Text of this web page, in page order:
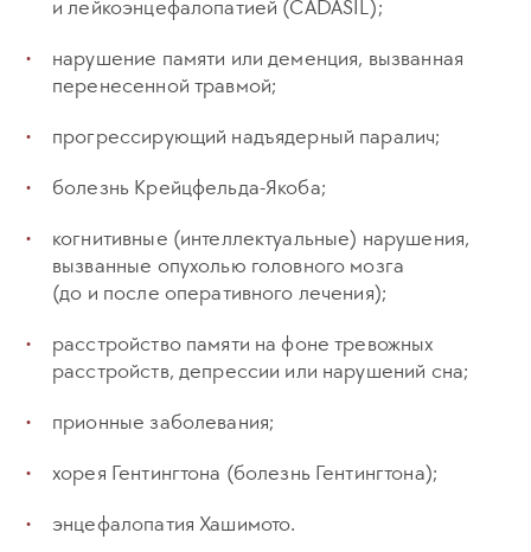
и лейкоэнцефалопатией (CADASIL);
нарушение памяти или деменция, вызванная
перенесенной травмой;
прогрессирующий надъядерный паралич;
болезнь Крейцфельда-Якоба;
когнитивные (интеллектуальные) нарушения,
вызванные опухолью головного мозга
(до и после оперативного лечения);
расстройство памяти на фоне тревожных
расстройств, депрессии или нарушений сна;
прионные заболевания;
хорея Гентингтона (болезнь Гентингтона);
энцефалопатия Хашимото.